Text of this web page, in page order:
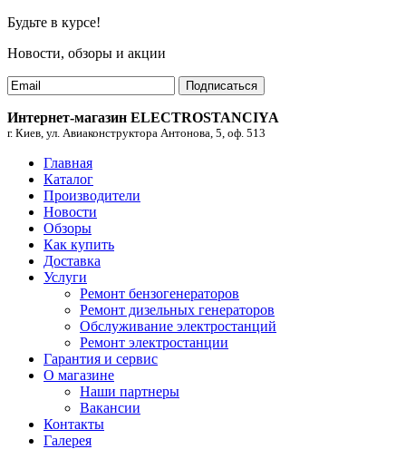
Будьте в курсе!
Новости, обзоры и акции
Подписаться
Интернет-магазин ELECTROSTANCIYA
г. Киев, ул. Авиаконструктора Антонова, 5, оф. 513
Главная
Каталог
Производители
Новости
Обзоры
Как купить
Доставка
Услуги
Ремонт бензогенераторов
Ремонт дизельных генераторов
Обслуживание электростанций
Ремонт электростанции
Гарантия и сервис
О магазине
Наши партнеры
Вакансии
Контакты
Галерея